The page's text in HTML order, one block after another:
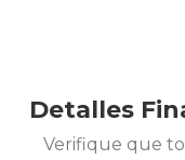
Detalles
Verifique que